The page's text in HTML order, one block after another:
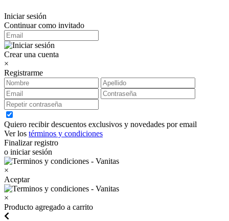
Iniciar sesión
Continuar como invitado
Crear una cuenta
×
Registrarme
Quiero recibir descuentos exclusivos y novedades por email
Ver los términos y condiciones
Finalizar registro
o iniciar sesión
×
Aceptar
×
Producto agregado a carrito